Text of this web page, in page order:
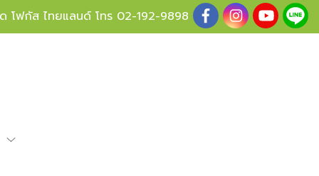
โฟกัส ไทยแลนด์ โทร 02-192-9898